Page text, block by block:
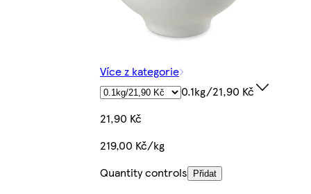
Více z kategorie
0.1kg/21,90 Kč
21,90 Kč
219,00 Kč/kg
Quantity controls
Přidat